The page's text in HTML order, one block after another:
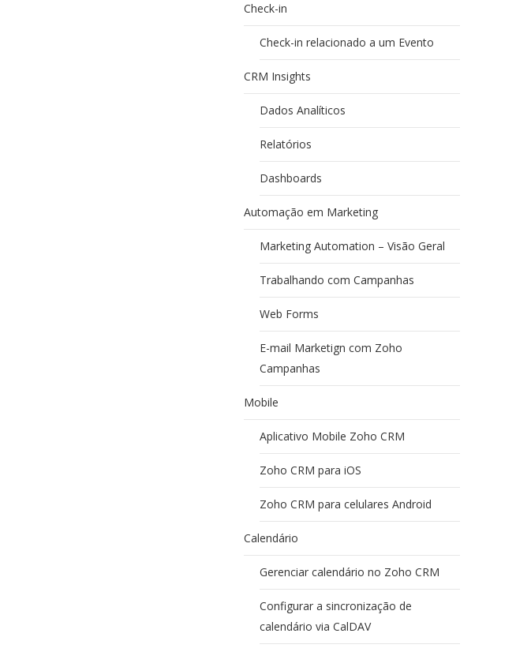
Check-in
Check-in relacionado a um Evento
CRM Insights
Dados Analíticos
Relatórios
Dashboards
Automação em Marketing
Marketing Automation – Visão Geral
Trabalhando com Campanhas
Web Forms
E-mail Marketign com Zoho
Campanhas
Mobile
Aplicativo Mobile Zoho CRM
Zoho CRM para iOS
Zoho CRM para celulares Android
Calendário
Gerenciar calendário no Zoho CRM
Configurar a sincronização de
calendário via CalDAV